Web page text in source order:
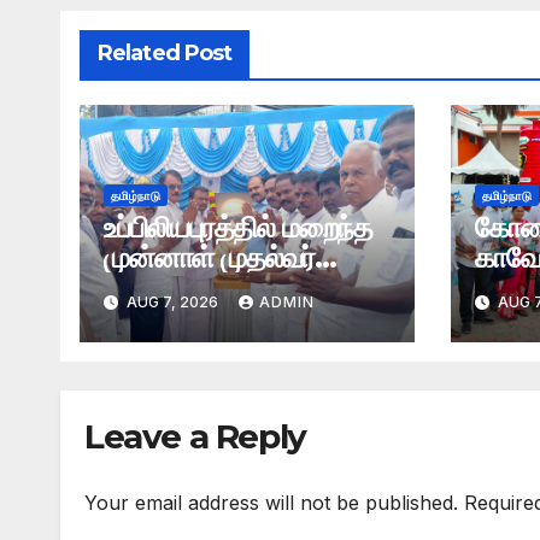
Related Post
தமிழ்நாடு
உப்பிலியபுரத்தில் மறைந்த
முன்னாள் முதல்வர்
கருணாநிதி நினைவு
தினத்தை முன்னிட்டு
திமுகவினர் மலர் தூவி
AUG 7, 2026 ADMIN
தமிழ்நாடு
AUG
Leave a Reply
Your email address will not be published.